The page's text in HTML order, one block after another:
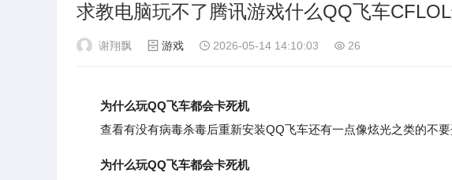
求教电脑玩不了腾讯游戏什么QQ飞车
谢翔飘 游戏 2026-05-14 14:10:03 26
为什么玩QQ飞车都会卡死机
查看有没有病毒杀毒后重新安装QQ飞车还有一点像炫光之类的不要
为什么玩QQ飞车都会卡死机